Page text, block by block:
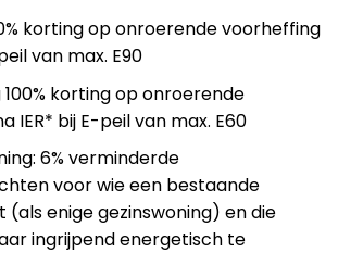
korting op onroerende voorheffing
van max. E90
korting op onroerende
IER* bij E-peil van max. E60
6% verminderde
voor wie een bestaande
(als enige gezinswoning) en die
ingrijpend energetisch te